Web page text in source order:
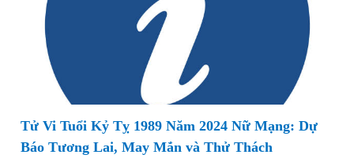
Tử Vi Tuổi Kỷ Tỵ 1989 Năm 2024 Nữ Mạng: Dự
Báo Tương Lai, May Mắn và Thử Thách